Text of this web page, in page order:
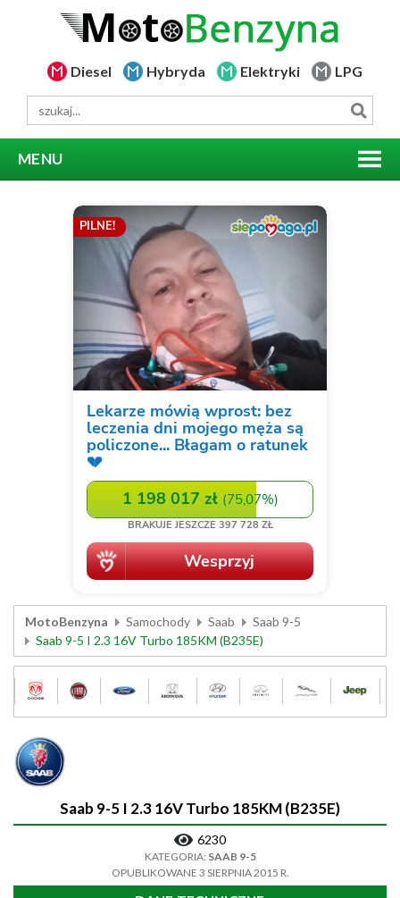
Diesel Hybryda Elektryki LPG
MENU
MotoBenzyna Samochody Saab
Saab 9-5
Saab 9-5 I 2.3 16V Turbo 185KM (B235E)
Saab 9-5 I 2.3 16V Turbo 185KM (B235E)
6230
KATEGORIA: SAAB 9-5
OPUBLIKOWANE 3 SIERPNIA 2015 R.